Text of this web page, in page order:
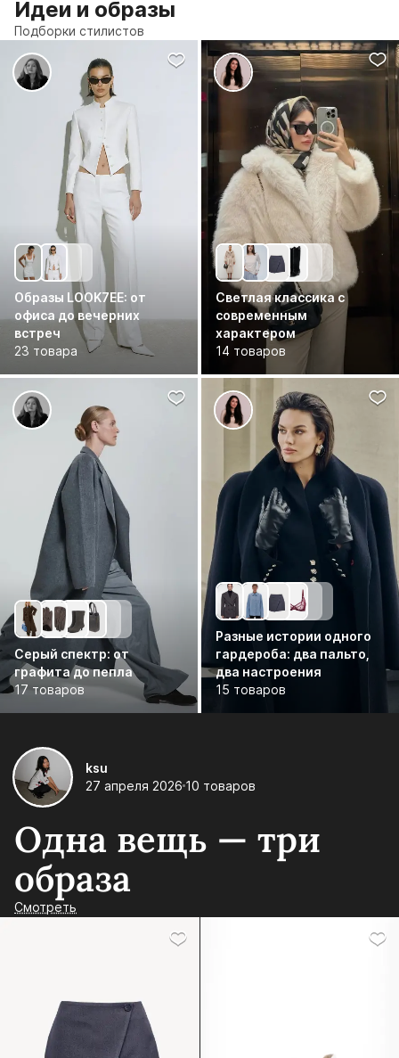
Идеи и образы
Подборки стилистов
Образы LOOK7EE: от
офиса до вечерних
встреч
23 товара
Светлая классика с
современным
характером
14 товаров
Серый спектр: от
графита до пепла
17 товаров
Разные истории одного
гардероба: два пальто,
два настроения
15 товаров
ksu
27 апреля 2026 10 товаров
Одна вещь — три
образа
Смотреть